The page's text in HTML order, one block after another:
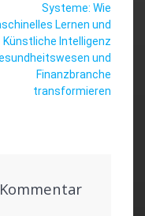
Systeme: Wie
Lernen und
Künstliche Intelligenz
und
Finanzbranche
transformieren